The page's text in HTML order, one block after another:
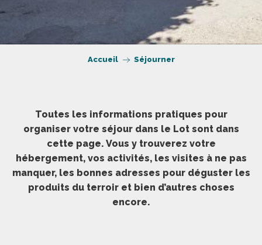
Accueil Séjourner
Toutes les informations pratiques pour
organiser votre séjour dans le Lot sont dans
cette page. Vous y trouverez votre
hébergement, vos activités, les visites à ne pas
manquer, les bonnes adresses pour déguster les
produits du terroir et bien d’autres choses
encore.